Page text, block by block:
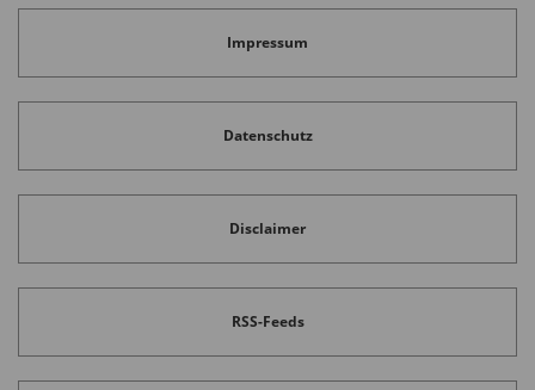
Impressum
Datenschutz
Disclaimer
RSS-Feeds